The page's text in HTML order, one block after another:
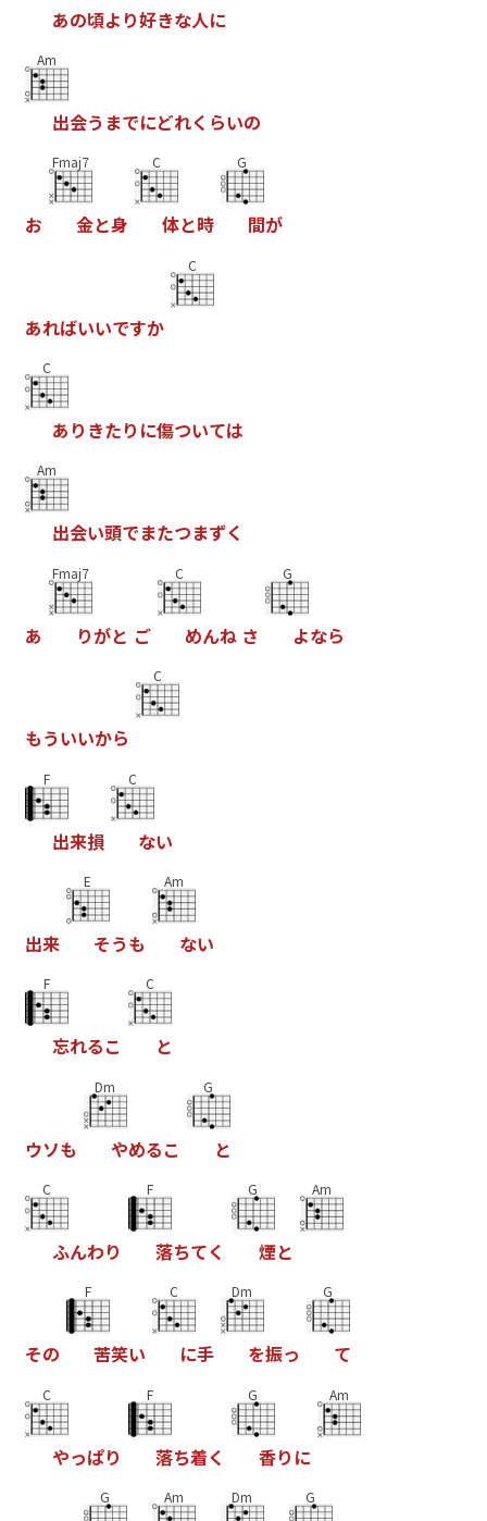
あの頃よ り好きな人に
Am
出会う までにどれく らいの
お
Fmaj7
金と身
C
体と時
G
間が
あればいいですか
C
C
あ り きたり に傷ついては
Am
出会い頭でまたつまずく
あ
Fmaj7
りがと ご
C
めんね さ
G
よなら
もういいから
C
F
出来損
C
ない
出来
E
そうも
Am
ない
F
忘れるこ
C
と
ウソも
Dm
やめるこ
G
と
C
ふんわり
F
落ちてく
G
煙と
Am
その
F
苦笑い
C
に手
Dm
を振っ
G
て
C
やっぱり
F
落ち着く
G
香り に
Am
G Am Dm G